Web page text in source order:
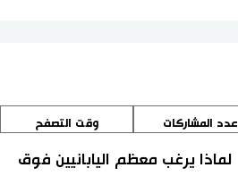
عدد المشاركات وقت التصفح
لماذا يرغب معظم اليابانيين فوق